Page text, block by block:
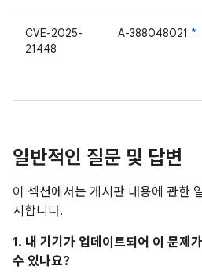
CVE-2025-
21448
A-388048021 *
일반적인 질문 및 답변
이 섹션에서는 게시판 내용에 관한
시합니다.
1. 내 기기가 업데이트되어 이 문제
수 있나요?